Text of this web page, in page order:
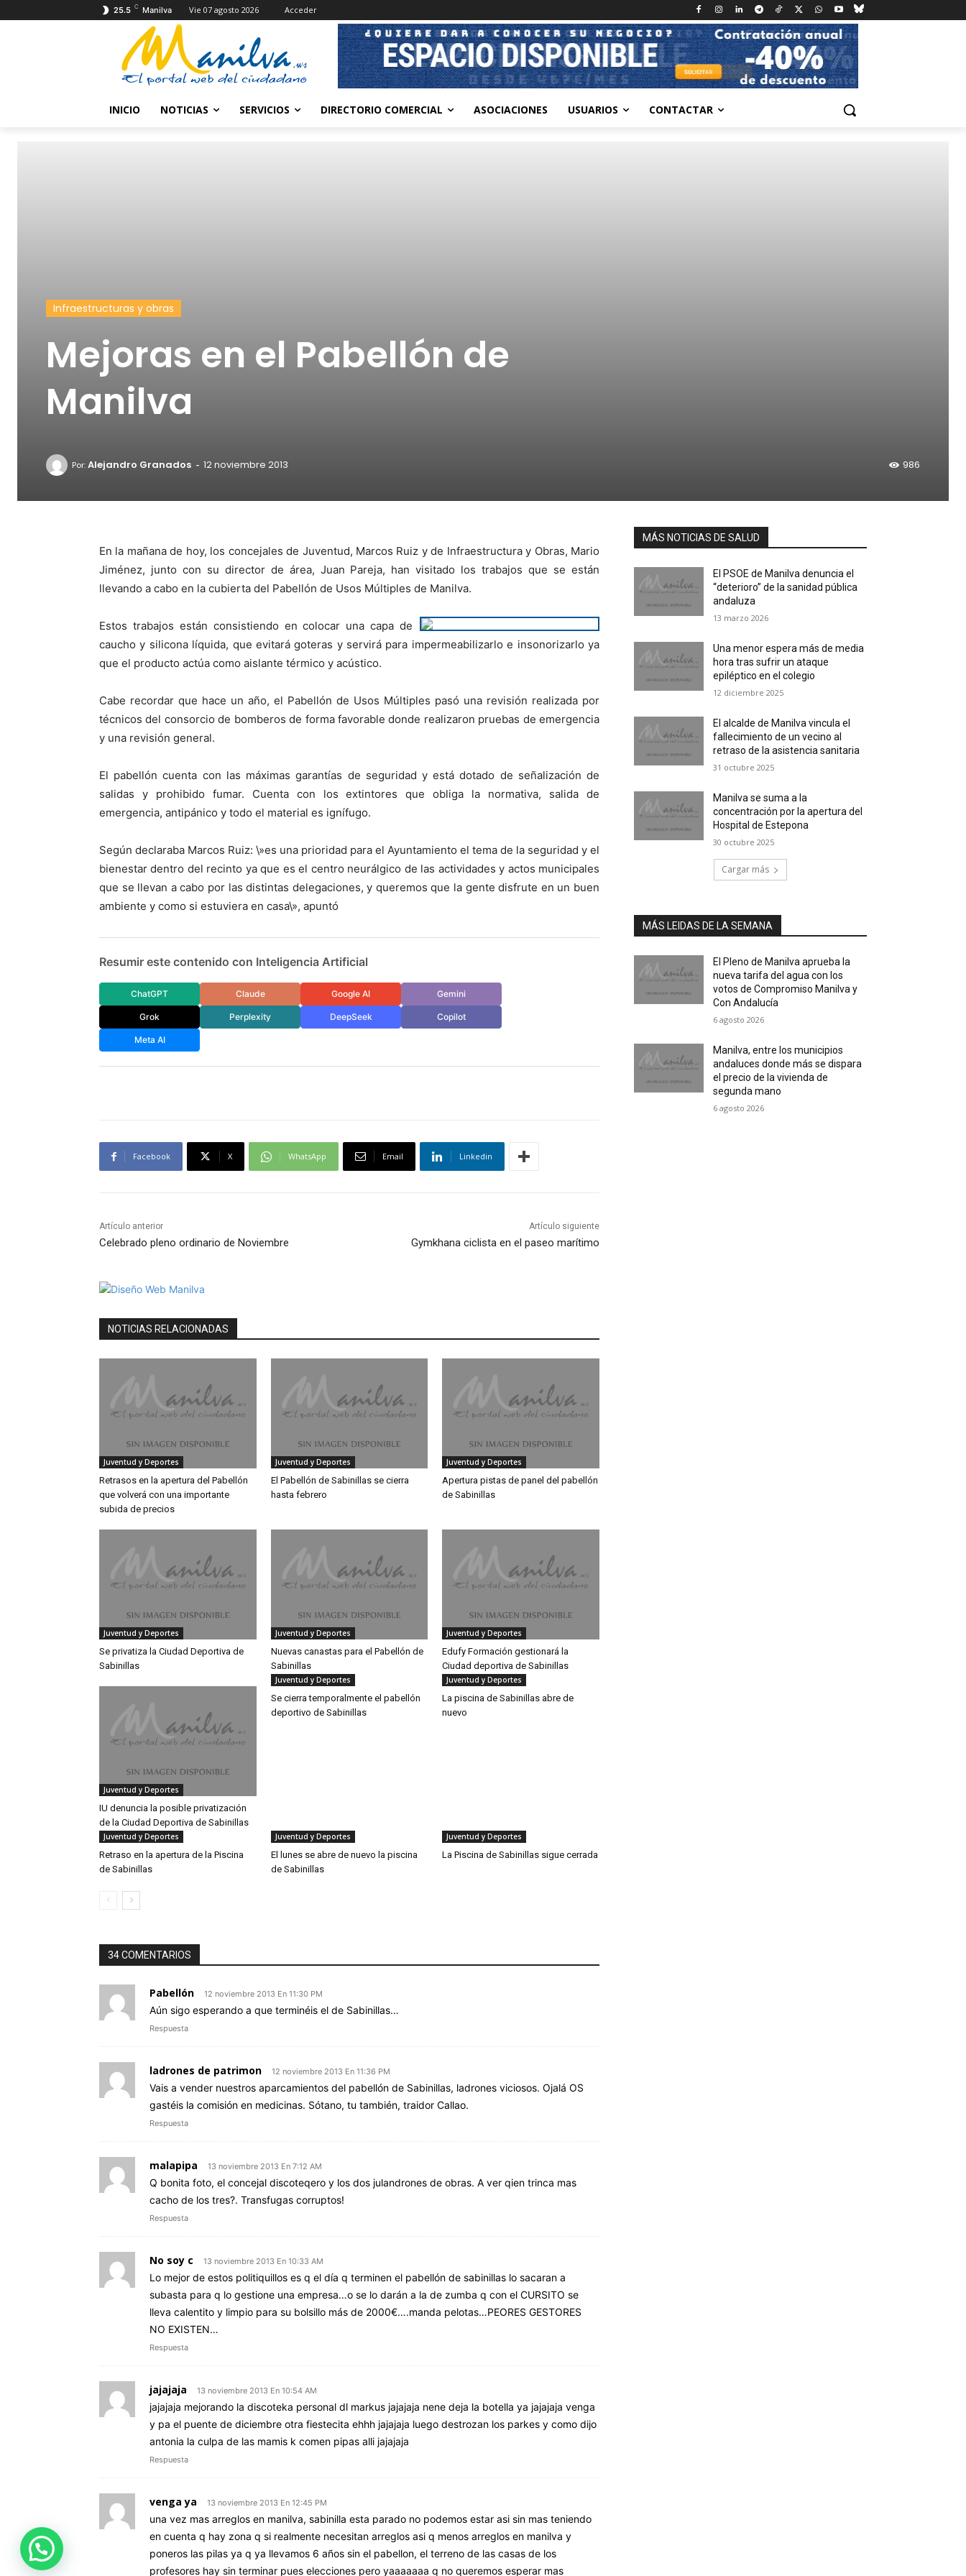
25.5 C Manilva Vie 07 agosto 2026 Acceder
INICIO NOTICIAS SERVICIOS DIRECTORIO COMERCIAL ASOCIACIONES USUARIOS CONTACTAR
Infraestructuras y obras
Mejoras en el Pabellón de
Manilva
Por:Alejandro Granados - 12 noviembre 2013 986
En la mañana de hoy, los concejales de Juventud, Marcos Ruiz y de Infraestructura y Obras, Mario
Jiménez, junto con su director de área, Juan Pareja, han visitado los trabajos que se están
llevando a cabo en la cubierta del Pabellón de Usos Múltiples de Manilva.
Estos trabajos están consistiendo en colocar una capa de
caucho y silicona líquida, que evitará goteras y servirá para impermeabilizarlo e insonorizarlo ya
que el producto actúa como aislante térmico y acústico.
Cabe recordar que hace un año, el Pabellón de Usos Múltiples pasó una revisión realizada por
técnicos del consorcio de bomberos de forma favorable donde realizaron pruebas de emergencia
y una revisión general.
El pabellón cuenta con las máximas garantías de seguridad y está dotado de señalización de
salidas y prohibido fumar. Cuenta con los extintores que obliga la normativa, salida de
emergencia, antipánico y todo el material es ignífugo.
Según declaraba Marcos Ruiz: \»es una prioridad para el Ayuntamiento el tema de la seguridad y el
bienestar dentro del recinto ya que es el centro neurálgico de las actividades y actos municipales
que se llevan a cabo por las distintas delegaciones, y queremos que la gente disfrute en un buen
ambiente y como si estuviera en casa\», apuntó
Resumir este contenido con Inteligencia Artificial
ChatGPT Claude Google AI Gemini
Grok Perplexity DeepSeek Copilot
Meta AI
Facebook X WhatsApp Email Linkedin
Artículo anterior
Celebrado pleno ordinario de Noviembre
Artículo siguiente
Gymkhana ciclista en el paseo marítimo
NOTICIAS RELACIONADAS
Juventud y Deportes
Retrasos en la apertura del Pabellón
que volverá con una importante
subida de precios
Juventud y Deportes
El Pabellón de Sabinillas se cierra
hasta febrero
Juventud y Deportes
Apertura pistas de panel del pabellón
de Sabinillas
Juventud y Deportes
Se privatiza la Ciudad Deportiva de
Sabinillas
Juventud y Deportes
Nuevas canastas para el Pabellón de
Sabinillas
Juventud y Deportes
Edufy Formación gestionará la
Ciudad deportiva de Sabinillas
Juventud y Deportes
IU denuncia la posible privatización
de la Ciudad Deportiva de Sabinillas
Juventud y Deportes
Se cierra temporalmente el pabellón
deportivo de Sabinillas
Juventud y Deportes
La piscina de Sabinillas abre de
nuevo
Juventud y Deportes
Retraso en la apertura de la Piscina
de Sabinillas
Juventud y Deportes
El lunes se abre de nuevo la piscina
de Sabinillas
Juventud y Deportes
La Piscina de Sabinillas sigue cerrada
34 COMENTARIOS
Pabellón 12 noviembre 2013 En 11:30 PM
Aún sigo esperando a que terminéis el de Sabinillas…
Respuesta
ladrones de patrimon 12 noviembre 2013 En 11:36 PM
Vais a vender nuestros aparcamientos del pabellón de Sabinillas, ladrones viciosos. Ojalá OS
gastéis la comisión en medicinas. Sótano, tu también, traidor Callao.
Respuesta
malapipa 13 noviembre 2013 En 7:12 AM
Q bonita foto, el concejal discoteqero y los dos julandrones de obras. A ver qien trinca mas
cacho de los tres?. Transfugas corruptos!
Respuesta
No soy c 13 noviembre 2013 En 10:33 AM
Lo mejor de estos politiquillos es q el día q terminen el pabellón de sabinillas lo sacaran a
subasta para q lo gestione una empresa…o se lo darán a la de zumba q con el CURSITO se
lleva calentito y limpio para su bolsillo más de 2000€….manda pelotas…PEORES GESTORES
NO EXISTEN…
Respuesta
jajajaja 13 noviembre 2013 En 10:54 AM
jajajaja mejorando la discoteka personal dl markus jajajaja nene deja la botella ya jajajaja venga
y pa el puente de diciembre otra fiestecita ehhh jajajaja luego destrozan los parkes y como dijo
antonia la culpa de las mamis k comen pipas alli jajajaja
Respuesta
venga ya 13 noviembre 2013 En 12:45 PM
una vez mas arreglos en manilva, sabinilla esta parado no podemos estar asi sin mas teniendo
en cuenta q hay zona q si realmente necesitan arreglos asi q menos arreglos en manilva y
poneros las pilas ya q ya llevamos 6 años sin el pabellon, el terreno de las casas de los
profesores hay sin terminar pues elecciones pero yaaaaaaa q no queremos esperar mas
MÁS NOTICIAS DE SALUD
El PSOE de Manilva denuncia el
“deterioro” de la sanidad pública
andaluza
13 marzo 2026
Una menor espera más de media
hora tras sufrir un ataque
epiléptico en el colegio
12 diciembre 2025
El alcalde de Manilva vincula el
fallecimiento de un vecino al
retraso de la asistencia sanitaria
31 octubre 2025
Manilva se suma a la
concentración por la apertura del
Hospital de Estepona
30 octubre 2025
Cargar más
MÁS LEIDAS DE LA SEMANA
El Pleno de Manilva aprueba la
nueva tarifa del agua con los
votos de Compromiso Manilva y
Con Andalucía
6 agosto 2026
Manilva, entre los municipios
andaluces donde más se dispara
el precio de la vivienda de
segunda mano
6 agosto 2026